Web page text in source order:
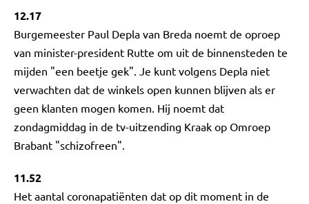
12.17
Burgemeester Paul Depla van Breda noemt de oproep
van minister-president Rutte om uit de binnensteden te
mijden "een beetje gek". Je kunt volgens Depla niet
verwachten dat de winkels open kunnen blijven als er
geen klanten mogen komen. Hij noemt dat
zondagmiddag in de tv-uitzending Kraak op Omroep
Brabant "schizofreen".
11.52
Het aantal coronapatiënten dat op dit moment in de